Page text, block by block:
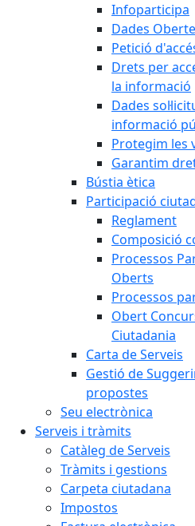
Infoparticipa
Dades
Petició
Drets per
la informació
Dades
informació
Protegim les
Garantim
Bústia ètica
Participació
Reglament
Composició
Processos
Oberts
Processos
Obert
Ciutadania
Carta de Serveis
Gestió de
propostes
Seu electrònica
Serveis i tràmits
Catàleg de Serveis
Tràmits i gestions
Carpeta ciutadana
Impostos